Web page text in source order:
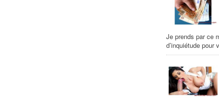
Je prends par ce
d’inquiétude